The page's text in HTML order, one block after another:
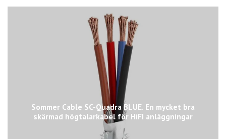
Sommer Cable SC-Quadra BLUE. En mycket bra
skärmad högtalarkabel för HiFI anläggningar